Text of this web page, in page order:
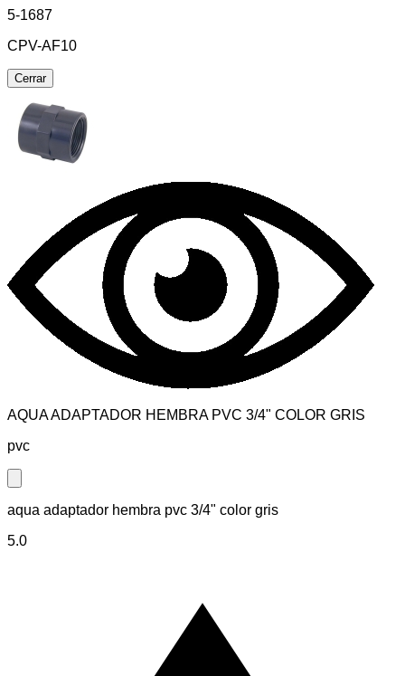
5-1687
CPV-AF10
Cerrar
AQUA ADAPTADOR HEMBRA PVC 3/4" COLOR GRIS
pvc
Close modal
aqua adaptador hembra pvc 3/4" color gris
5.0